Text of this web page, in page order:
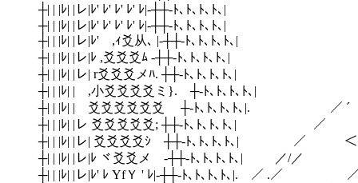
┼| | |ﾚ| |レ|ﾚ' ﾚ' ﾚ' ﾚ' ﾚ
┼| | |ﾚ| |レ|ﾚ' ﾚ' ﾚ' ﾚ' ﾚ
┼| | |ﾚ| |レ|ﾚ' ,ｨ爻从､
┼| | |ﾚ| |レ|ﾚ ,爻爻爻ﾑ
┼| | |ﾚ| |レ| r爻爻爻メﾊ. ┼┼‐ﾄ
┼| | |ﾚ| | ,小爻爻爻爻ミ}. ┼‐
┼| | |ﾚ| | 爻爻爻爻爻爻 ┼‐ﾄ､
┼| | |ﾚ| |レ 爻爻爻爻爻;
┼| | |ﾚ| |レ| 爻爻爻爻ｼ
┼| | |ﾚ| |レ|ﾚ ヾ爻爻メ
┼| | |ﾚ| |レ|ﾚ' ﾚ YfＹ ' ﾚ|‐┼┼‐ﾄ､ﾄ､ﾄ､ﾄ､